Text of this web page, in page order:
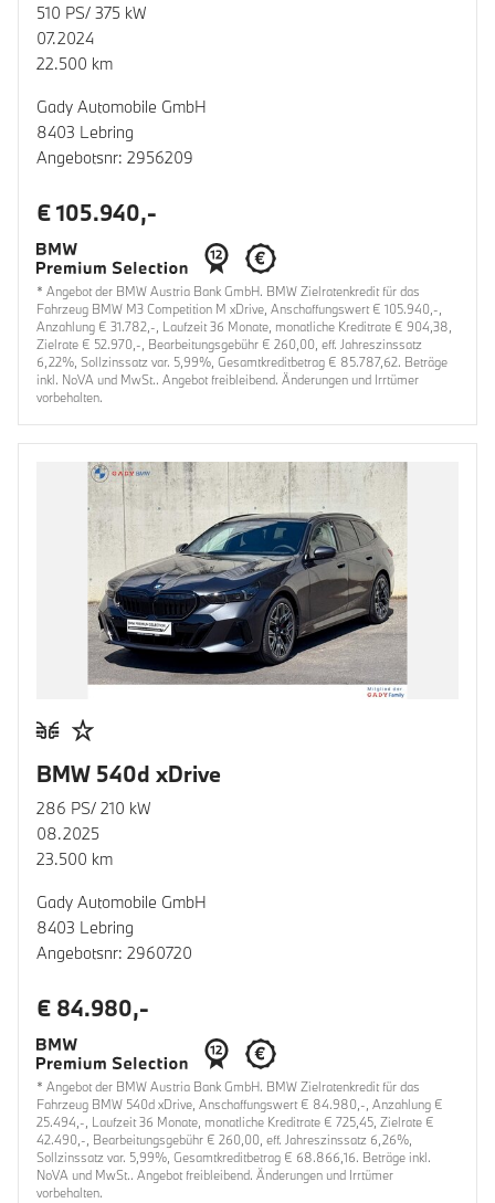
510 PS/ 375 kW
07.2024
22.500 km
Gady Automobile GmbH
8403 Lebring
Angebotsnr: 2956209
€ 105.940,-
* Angebot der BMW Austria Bank GmbH. BMW Zielratenkredit für das
Fahrzeug BMW M3 Competition M xDrive, Anschaffungswert € 105.940,-,
Anzahlung € 31.782,-, Laufzeit 36 Monate, monatliche Kreditrate € 904,38,
Zielrate € 52.970,-, Bearbeitungsgebühr € 260,00, eff. Jahreszinssatz
6,22%, Sollzinssatz var. 5,99%, Gesamtkreditbetrag € 85.787,62. Beträge
inkl. NoVA und MwSt.. Angebot freibleibend. Änderungen und Irrtümer
vorbehalten.
BMW 540d xDrive
286 PS/ 210 kW
08.2025
23.500 km
Gady Automobile GmbH
8403 Lebring
Angebotsnr: 2960720
€ 84.980,-
* Angebot der BMW Austria Bank GmbH. BMW Zielratenkredit für das
Fahrzeug BMW 540d xDrive, Anschaffungswert € 84.980,-, Anzahlung €
25.494,-, Laufzeit 36 Monate, monatliche Kreditrate € 725,45, Zielrate €
42.490,-, Bearbeitungsgebühr € 260,00, eff. Jahreszinssatz 6,26%,
Sollzinssatz var. 5,99%, Gesamtkreditbetrag € 68.866,16. Beträge inkl.
NoVA und MwSt.. Angebot freibleibend. Änderungen und Irrtümer
vorbehalten.